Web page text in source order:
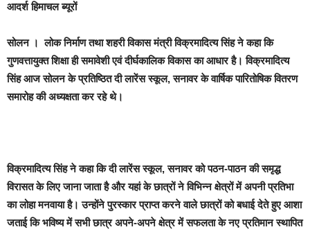
आदर्श हिमाचल ब्यूरों
सोलन। लोक निर्माण तथा शहरी विकास मंत्री विक्रमादित्य सिंह ने कहा कि
गुणवत्तायुक्त शिक्षा ही समावेशी एवं दीर्घकालिक विकास का आधार है। विक्रमादित्य
सिंह आज सोलन के प्रतिष्ठित दी लारेंस स्कूल, सनावर के वार्षिक पारितोषिक वितरण
समारोह की अध्यक्षता कर रहे थे।
विक्रमादित्य सिंह ने कहा कि दी लारेंस स्कूल, सनावर को पठन-पाठन की समृद्ध
विरासत के लिए जाना जाता है और यहां के छात्रों ने विभिन्न क्षेत्रों में अपनी प्रतिभा
का लोहा मनवाया है। उन्होंने पुरस्कार प्राप्त करने वाले छात्रों को बधाई देते हुए आशा
जताई कि भविष्य में सभी छात्र अपने-अपने क्षेत्र में सफलता के नए प्रतिमान स्थापित